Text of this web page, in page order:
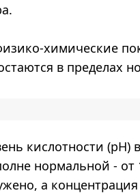
химические
в пределах
кислотности (pH)
нормальной - от
а